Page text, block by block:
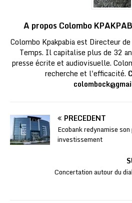
A propos Colombo
Colombo Kpakpabia est Directeur
Temps. Il capitalise plus de 32
presse écrite et audiovisuelle.
recherche et l'efficacité.
PRÉCÉDENT
Ecobank redynamise
investissement
Concertation autour du